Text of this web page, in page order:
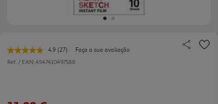
4.9 Leu
27
(27)
Faça a sua avaliação
Ref. / EAN: 4547410497588